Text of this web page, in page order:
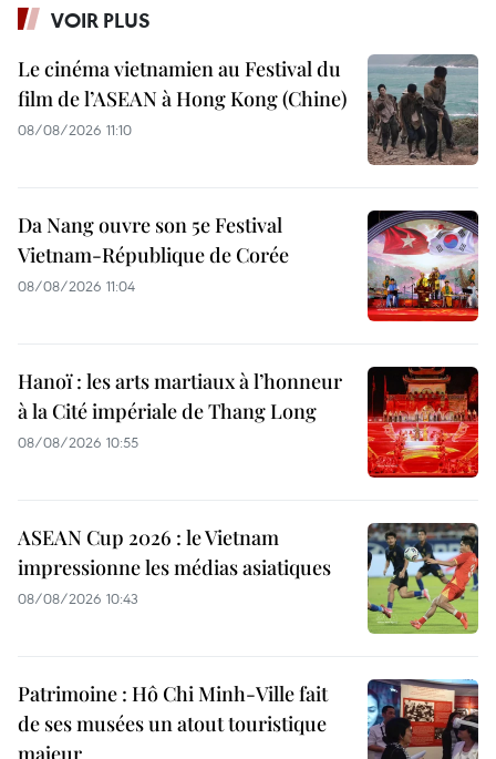
VOIR PLUS
Le cinéma vietnamien au Festival du
film de l’ASEAN à Hong Kong (Chine)
08/08/2026 11:10
Da Nang ouvre son 5e Festival
Vietnam-République de Corée
08/08/2026 11:04
Hanoï : les arts martiaux à l’honneur
à la Cité impériale de Thang Long
08/08/2026 10:55
ASEAN Cup 2026 : le Vietnam
impressionne les médias asiatiques
08/08/2026 10:43
Patrimoine : Hô Chi Minh-Ville fait
de ses musées un atout touristique
majeur